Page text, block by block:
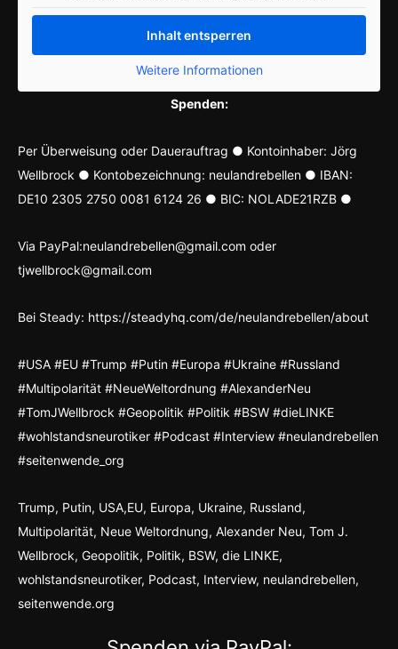
Inhalt entsperren
Weitere Informationen
Spenden:
Per Überweisung oder Dauerauftrag ● Kontoinhaber: Jörg
Wellbrock ● Kontobezeichnung: neulandrebellen ● IBAN:
DE10 2305 2750 0081 6124 26 ● BIC: NOLADE21RZB ●
Via PayPal:neulandrebellen@gmail.com oder
tjwellbrock@gmail.com
Bei Steady: https://steadyhq.com/de/neulandrebellen/about
#USA #EU #Trump #Putin #Europa #Ukraine #Russland
#Multipolarität #NeueWeltordnung #AlexanderNeu
#TomJWellbrock #Geopolitik #Politik #BSW #dieLINKE
#wohlstandsneurotiker #Podcast #Interview #neulandrebellen
#seitenwende_org
Trump, Putin, USA,EU, Europa, Ukraine, Russland,
Multipolarität, Neue Weltordnung, Alexander Neu, Tom J.
Wellbrock, Geopolitik, Politik, BSW, die LINKE,
wohlstandsneurotiker, Podcast, Interview, neulandrebellen,
seitenwende.org